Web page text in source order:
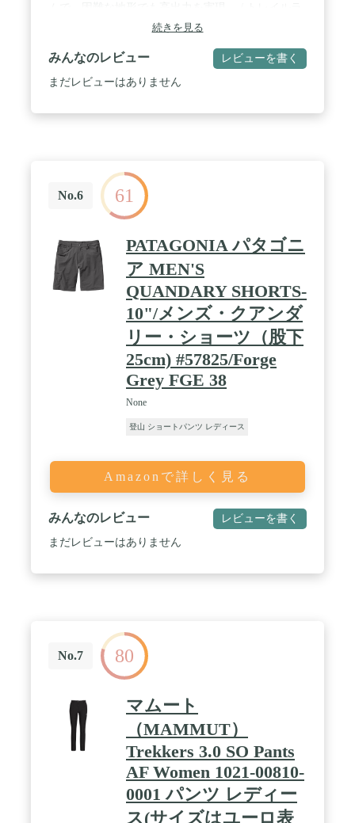
ンニング - 動きの自由と湿気管理に重点を置いたテ
クニカルトレイルランニングシステム。 / 通気性の
ある素材 - 湿気蒸気を逃がし、温度を調節し、衣服
内の快適さを高めます。 / 合成繊維 - 特性やパフォ
ーマンスを向上させるエンジニアード素材。
続きを見る
みんなのレビュー レビューを書く
まだレビューはありません
No.6 61
PATAGONIA パタゴニ
ア MEN'S
QUANDARY SHORTS-
10"/メンズ・クアンダ
リー・ショーツ（股下
25cm) #57825/Forge
Grey FGE 38
None
登山 ショートパンツ レディース
Amazonで詳しく見る
みんなのレビュー レビューを書く
まだレビューはありません
No.7 80
マムート
（MAMMUT）
Trekkers 3.0 SO Pants
AF Women 1021-00810-
0001 パンツ レディー
ス(サイズはユーロ表